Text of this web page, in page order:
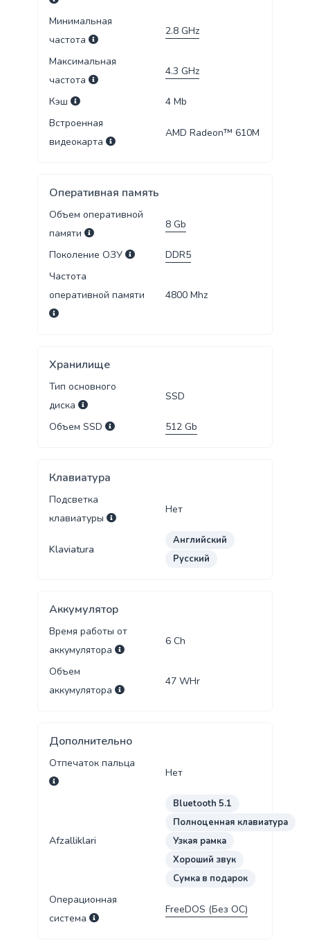
Минимальная
частота
2.8 GHz
Максимальная
частота
4.3 GHz
Кэш 4 Mb
Встроенная
видеокарта
AMD Radeon™ 610M
Оперативная память
Объем оперативной
памяти
8 Gb
Поколение ОЗУ
DDR5
Частота
оперативной памяти
4800 Mhz
Хранилище
Тип основного
диска
SSD
Объем SSD 512 Gb
Клавиатура
Подсветка
клавиатуры
Нет
Klaviatura
Английский
Русский
Аккумулятор
Время работы от
аккумулятора
6 Ch
Объем
аккумулятора
47 WHr
Дополнительно
Отпечаток пальца
Нет
Afzalliklari
Bluetooth 5.1
Полноценная клавиатура
Узкая рамка
Хороший звук
Сумка в подарок
Операционная
система
FreeDOS (Без ОС)